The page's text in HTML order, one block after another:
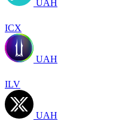
UAH
ICX
UAH
ILV
UAH